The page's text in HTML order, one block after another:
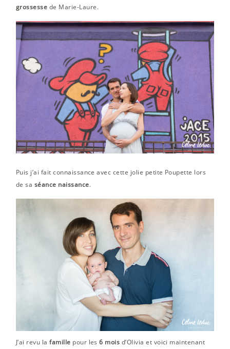
grossesse de Marie-Laure.
Puis j’ai fait connaissance avec cette jolie petite Poupette lors
de sa séance naissance.
J’ai revu lafamille pour les6 mois d’Olivia et voici maintenant